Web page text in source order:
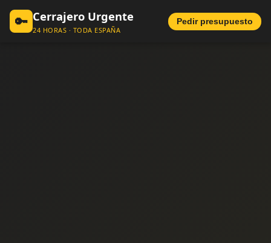
🔑 Cerrajero Urgente
24 HORAS · TODA ESPAÑA
Pedir presupuesto